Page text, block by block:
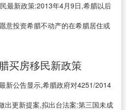
最新政策:2013年4月9日,希腊以后
意投资希腊不动产的在希腊居住或
买房移民新政策
新公告显示,希腊政府对4251/2014
出更新提案,拟出台法案:第三国未成